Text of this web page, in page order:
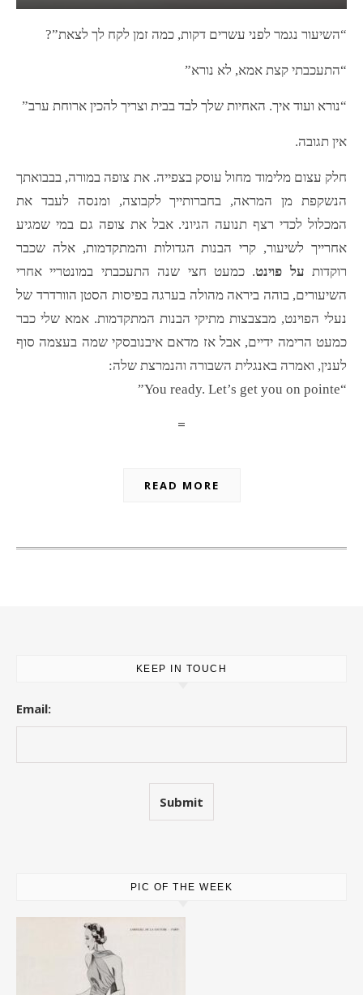
“השיעור נגמר לפני עשרים דקות, כמה זמן לקח לך לצאת”?
“התעכבתי קצת אמא, לא נורא”
“נורא ועוד איך. האחיות שלך לבד בבית וצריך להכין ארוחת ערב”
אין תגובה.
חלק עצום מלימוד מחול עוסק בצפייה. את צופה במורה, בבבואתך
הנשקפת מן המראה, בחברותייך לקבוצה, ומנסה לעבד את
המכלול לכדי רצף תנועה הגיוני. אבל את צופה גם במי שמגיע
אחרייך לשיעור, קרי הבנות הגדולות והמתקדמות, אלה שכבר
רוקדות על פוינט. כמעט חצי שנה התעכבתי במונטריי אחרי
השיעורים, בוהה ביראה מהולה בערגה בפיסות הסטן הוורדרד של
נעלי הפוינט, מבצבצות מתיקי הבנות המתקדמות. אמא שלי כבר
כמעט הרימה ידיים, אבל אז מדאם איבנובסקי שמה בעצמה סוף
לענין, ואמרה באנגלית השבורה והנמרצת שלה:
“You ready. Let’s get you on pointe”
=
READ MORE
KEEP IN TOUCH
Email:
PIC OF THE WEEK